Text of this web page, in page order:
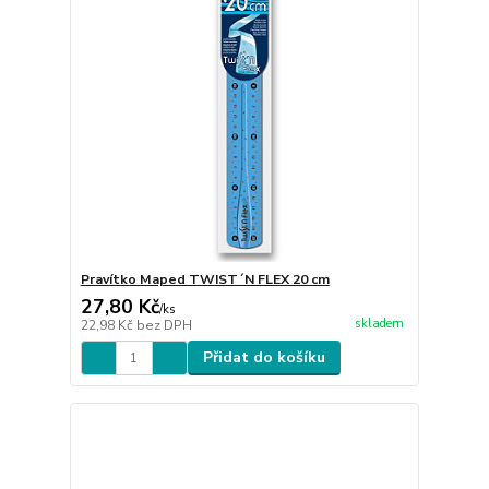
Pravítko Maped TWIST´N FLEX 20 cm
27,80 Kč/ks
22,98 Kč bez DPH skladem
Přidat do košíku